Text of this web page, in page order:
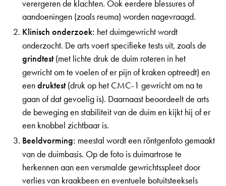
verergeren de klachten. Ook eerdere blessures of
aandoeningen (zoals reuma) worden nagevraagd.
Klinisch onderzoek: het duimgewricht wordt
onderzocht. De arts voert specifieke tests uit, zoals de
grindtest(met lichte druk de duim roteren in het
gewricht om te voelen of er pijn of kraken optreedt) en
een druktest(druk op het CMC-1 gewricht om na te
gaan of dat gevoelig is). Daarnaast beoordeelt de arts
de beweging en stabiliteit van de duim en kijkt hij of er
een knobbel zichtbaar is.
Beeldvorming: meestal wordt een röntgenfoto gemaakt
van de duimbasis. Op de foto is duimartrose te
herkennen aan een versmalde gewrichtsspleet door
verlies van kraakbeen en eventuele botuitsteeksels